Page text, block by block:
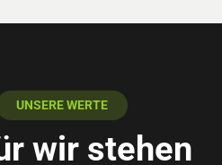
UNSERE WERTE
wir stehen